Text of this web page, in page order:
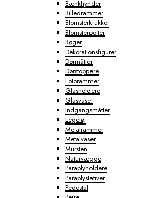
Bænkhynder
Billedrammer
Blomsterkrukker
Blomsterpotter
Bøger
Dekorationsfigurer
Dørmåtter
Dørstoppere
Fotorammer
Glasholdere
Glasvaser
Indgangsmåtter
Legetøj
Metalrammer
Metalvaser
Mursten
Naturvægge
Paraplyholdere
Paraplystativer
Pedestal